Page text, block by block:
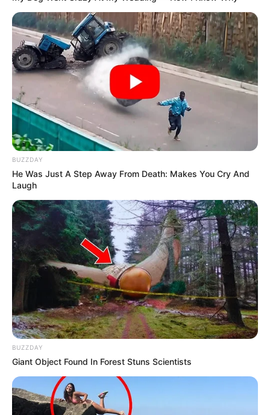
Facebook
Twitter
Pinterest
Share
Revista Artesanato
11/11/2013
BUZZDAY
He Was Just A Step Away From Death: Makes You Cry And
Laugh
BUZZDAY
Giant Object Found In Forest Stuns Scientists